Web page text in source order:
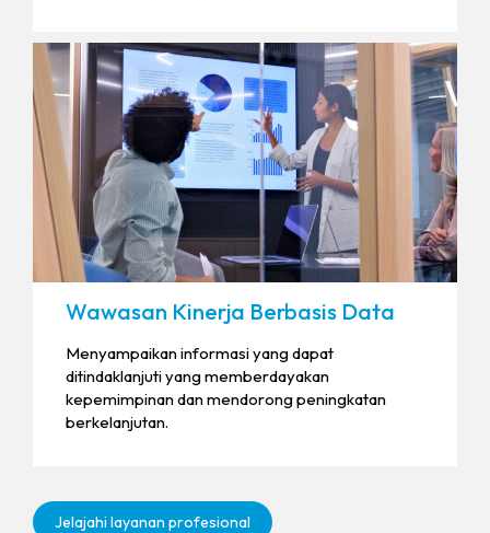
Wawasan Kinerja Berbasis Data
Menyampaikan informasi yang dapat
ditindaklanjuti yang memberdayakan
kepemimpinan dan mendorong peningkatan
berkelanjutan.
Jelajahi layanan profesional